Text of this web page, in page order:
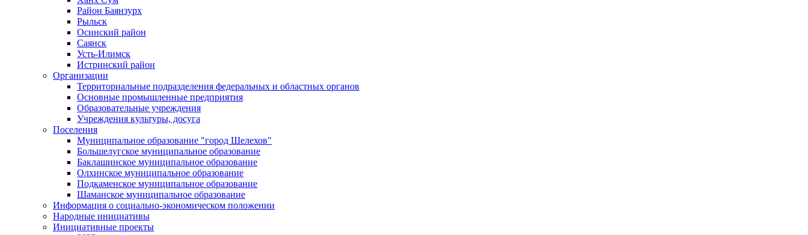
Район Баянзурх
Рыльск
Осинский район
Саянск
Усть-Илимск
Истринский район
Организации
Территориальные подразделения федеральных и областных органов
Основные промышленные предприятия
Образовательные учреждения
Учреждения культуры, досуга
Поселения
Муниципальное образование "город Шелехов"
Большелугское муниципальное образование
Баклашинское муниципальное образование
Олхинское муниципальное образование
Подкаменское муниципальное образование
Шаманское муниципальное образование
Информация о социально-экономическом положении
Народные инициативы
Инициативные проекты